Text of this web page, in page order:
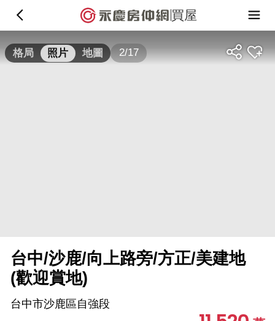
買屋
格局 照片 地圖 2/17
台中/沙鹿/向上路旁/方正/美建地
(歡迎賞地)
台中市沙鹿區自強段